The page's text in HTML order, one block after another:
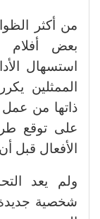
من أكثر
بعض أفلام
استسهال
الممثلين
ذاتها من عمل
على توقع
الأفعال قبل
ولم يعد
شخصية